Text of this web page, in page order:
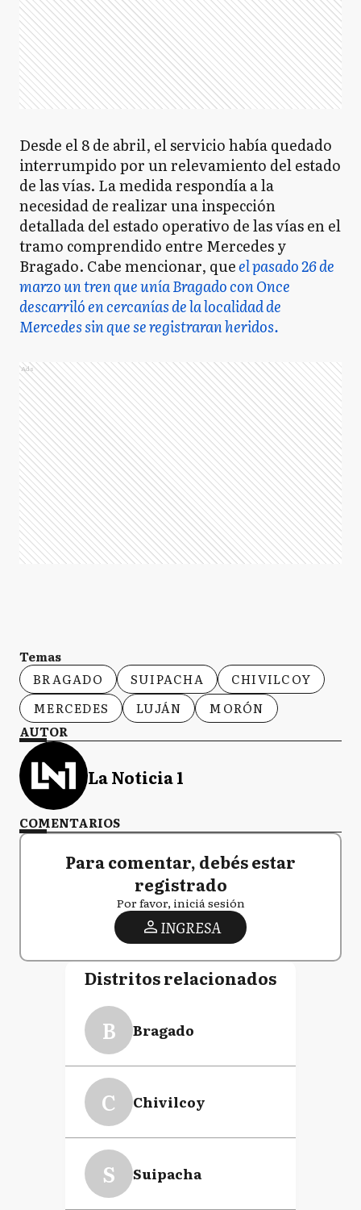
Desde el 8 de abril, el servicio había quedado
interrumpido por un relevamiento del estado
de las vías. La medida respondía a la
necesidad de realizar una inspección
detallada del estado operativo de las vías en el
tramo comprendido entre Mercedes y
Bragado. Cabe mencionar, queel pasado 26 de
marzo un tren que unía Bragado con Once
descarriló en cercanías de la localidad de
Mercedes sin que se registraran heridos.
Ads
Temas
BRAGADO
SUIPACHA
CHIVILCOY
MERCEDES
LUJÁN
MORÓN
AUTOR
La Noticia 1
COMENTARIOS
Para comentar, debés estar
registrado
Por favor, iniciá sesión
INGRESA
Distritos relacionados
B Bragado
C Chivilcoy
S Suipacha